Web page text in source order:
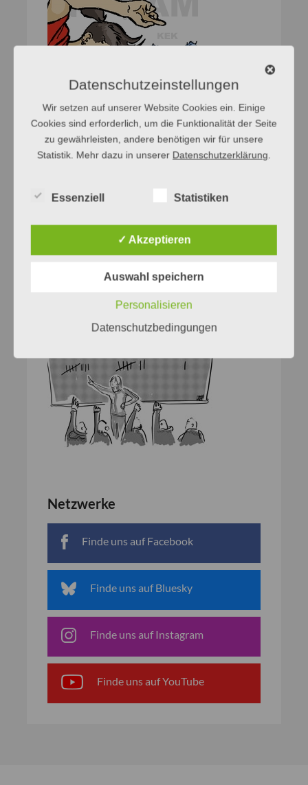
Netzwerke
Finde uns auf Facebook
Finde uns auf Bluesky
Finde uns auf Instagram
Finde uns auf YouTube
Datenschutzeinstellungen
Wir setzen auf unserer Website Cookies ein. Einige
Cookies sind erforderlich, um die Funktionalität der Seite
zu gewährleisten, andere benötigen wir für unsere
Statistik. Mehr dazu in unserer Datenschutzerklärung
Essenziell Statistiken
✓ Akzeptieren
Auswahl speichern
Personalisieren
Datenschutzbedingungen